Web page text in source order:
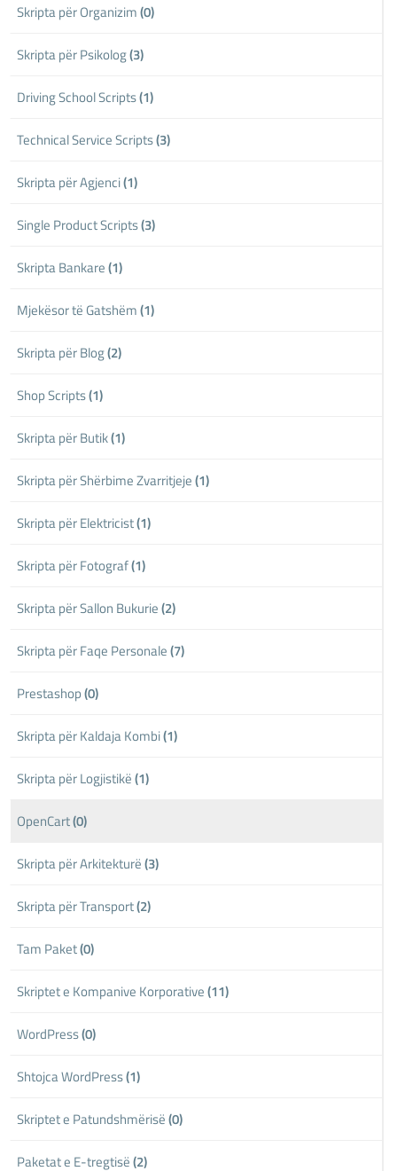
Skripta për Organizim(0)
Skripta për Psikolog(3)
Driving School Scripts(1)
Technical Service Scripts(3)
Skripta për Agjenci(1)
Single Product Scripts(3)
Skripta Bankare(1)
Mjekësor të Gatshëm(1)
Skripta për Blog(2)
Shop Scripts(1)
Skripta për Butik(1)
Skripta për Shërbime Zvarritjeje(1)
Skripta për Elektricist(1)
Skripta për Fotograf(1)
Skripta për Sallon Bukurie(2)
Skripta për Faqe Personale(7)
Prestashop(0)
Skripta për Kaldaja Kombi(1)
Skripta për Logjistikë(1)
OpenCart(0)
Skripta për Arkitekturë(3)
Skripta për Transport(2)
Tam Paket(0)
Skriptet e Kompanive Korporative(11)
WordPress(0)
Shtojca WordPress(1)
Skriptet e Patundshmërisë(0)
Paketat e E-tregtisë(2)